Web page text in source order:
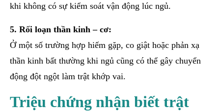
khi không có sự kiểm soát vận động lúc ngủ.
5. Rối loạn thần kinh – cơ:
Ở một số trường hợp hiếm gặp, co giật hoặc phản xạ
thần kinh bất thường khi ngủ cũng có thể gây chuyển
động đột ngột làm trật khớp vai.
Triệu chứng nhận biết trật